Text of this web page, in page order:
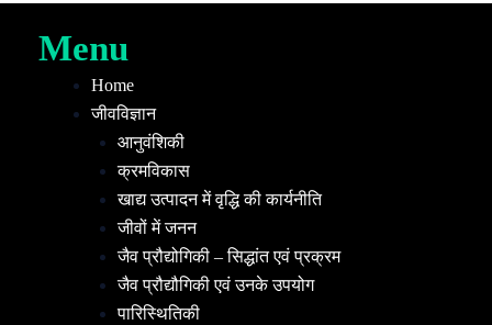
Menu
Home
जीवविज्ञान
आनुवंशिकी
क्रमविकास
खाद्य उत्पादन में वृद्धि की कार्यनीति
जीवों में जनन
जैव प्रौद्योगिकी – सिद्धांत एवं प्रक्रम
जैव प्रौद्यौगिकी एवं उनके उपयोग
पारिस्थितिकी